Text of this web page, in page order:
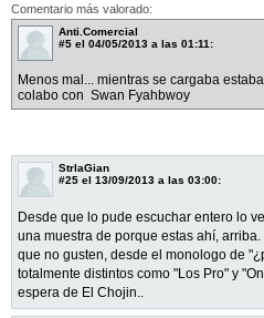
Comentario más valorado:
Anti.Comercial
#5 el 04/05/2013 a las 01:11:
Menos mal... mientras se cargaba
colabo con Swan Fyahbwoy
StrlaGian
#25 el 13/09/2013 a las 03:00:
Desde que lo pude escuchar entero lo
una muestra de porque estas ahí,
que no gusten, desde el monologo de
totalmente distintos como "Los Pro" y
espera de El Chojin..